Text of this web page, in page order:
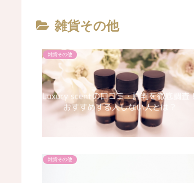
雑貨その他
雑貨その他
雑貨その他